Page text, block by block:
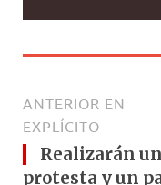
ANTERIOR EN
EXPLÍCITO
Realizarán
protesta y un